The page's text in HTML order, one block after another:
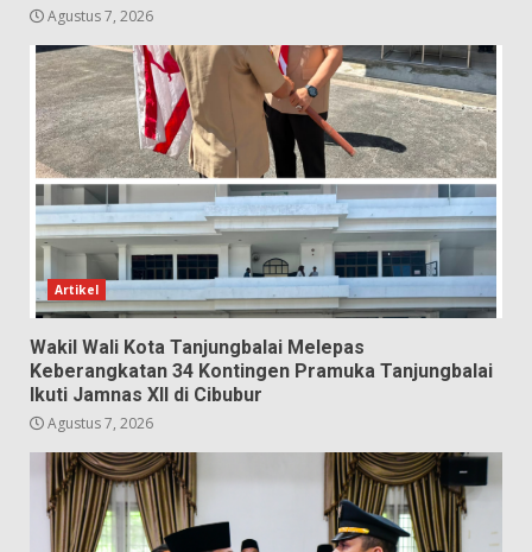
Agustus 7, 2026
Artikel
Wakil Wali Kota Tanjungbalai Melepas
Keberangkatan 34 Kontingen Pramuka Tanjungbalai
Ikuti Jamnas XII di Cibubur
Agustus 7, 2026